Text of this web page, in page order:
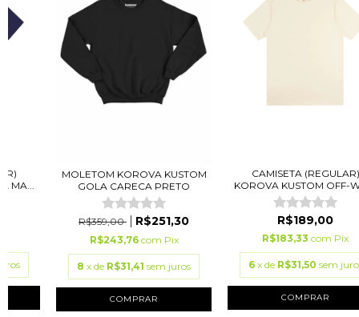
MA...
MOLETOM KOROVA KUSTOM
GOLA CARECA PRETO
R$359,00 R$251,30
R$243,76 com Pix
8 x de R$31,41 sem juros
COMPRAR
CAMISETA (REGULAR)
KOROVA KUSTOM OFF-
R$189,00
R$183,33 com Pix
6 x de R$31,50 sem
COMPRAR